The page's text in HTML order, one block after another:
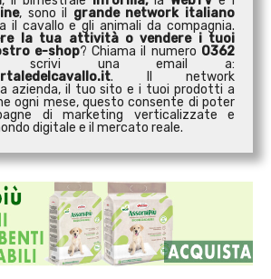
, sono il grande network italiano
il cavallo e gli animali da compagnia.
la tua attività ovendere i tuoi
e-shop? Chiama il numero 0362
una email a:
. Il network
azienda, il tuo sito e i tuoi prodotti a
ogni mese, questo consente di poter
di marketing verticalizzate e
digitale e il mercato reale.